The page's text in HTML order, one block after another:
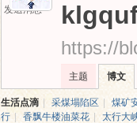
发送消息
https://
主题 博文
生活点滴 采煤塌陷区 煤矿
行 | 香飘牛楼油菜花 太行大